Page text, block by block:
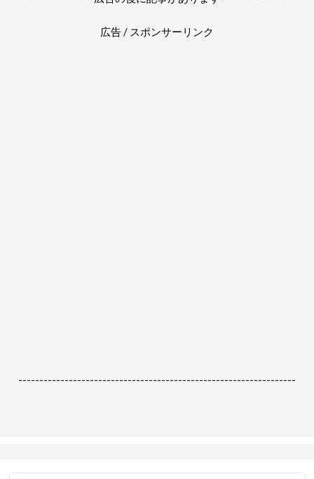
広告 / スポンサーリンク
------------------------------------------------------------------